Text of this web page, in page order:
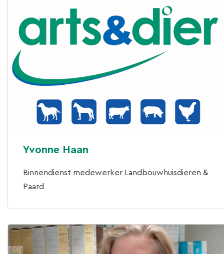
Yvonne Haan
Binnendienst medewerker Landbouwhuisdieren &
Paard